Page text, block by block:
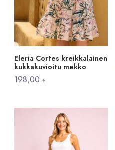
Eleria Cortes kreikkalainen
kukkakuvioitu mekko
198,00€